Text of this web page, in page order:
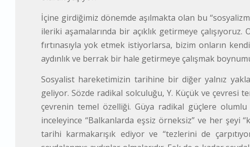
İçine girdiğimiz dönemde aşılmakta olan bu
ileriki aşamalarında bir açıklık getirmeye
fırtınasıyla yok etmek istiyorlarsa, bizim onların
aydınlık ve berrak bir hale getirmeye çalışmak
Sosyalist hareketimizin tarihine bir diğer yalnız
geliyor. Sözde radikal solculuğu, Y. Küçük ve çevresi
çevrenin temel özelliği. Güya radikal güçlere
inceleyince “Balkanlarda eşsiz örneksiz” ve her
tarihi karmakarışık ediyor ve “tezlerini de